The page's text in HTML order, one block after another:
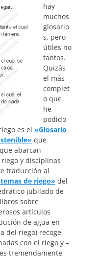
hay
muchos
glosario
s, pero
útiles no
tantos.
Quizás
el más
complet
o que
he
podido
es el «Glosario
que
abarcan
y disciplinas
traducción al
de riego» del
jubilado de
sobre
artículos
de agua en
del riego) recoge
con el riego y –
tremendamente